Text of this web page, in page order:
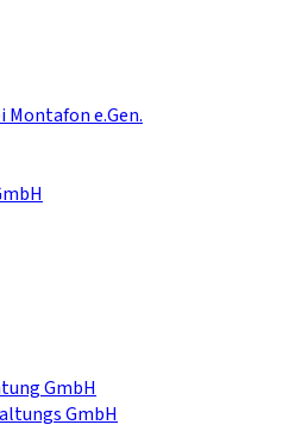
e.Gen.
GmbH
GmbH